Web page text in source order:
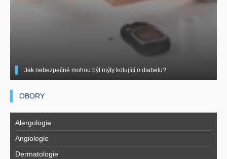
Jak nebezpečné mohou být mýty kolující o diabetu?
OBORY
Alergologie
Angiologie
Dermatologie